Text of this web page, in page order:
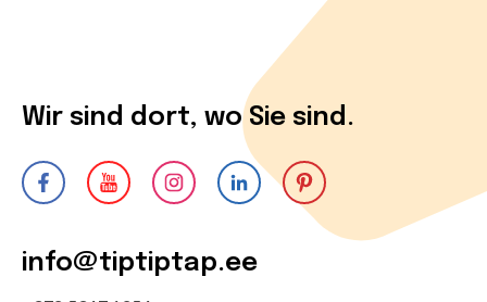
Wir sind dort, wo Sie sind.
info@tiptiptap.ee